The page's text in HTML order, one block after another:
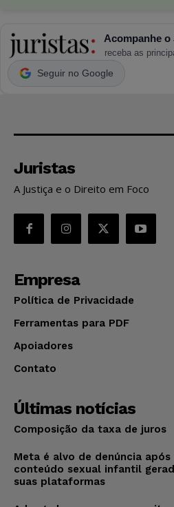
Acompanhe
receba as
Seguir no Google
Juristas
A Justiça e o Direito em Foco
Empresa
Política de Privacidade
Ferramentas para PDF
Apoiadores
Contato
Últimas notícias
Composição da taxa de juros
Meta é alvo de denúncia após
conteúdo sexual infantil
suas plataformas